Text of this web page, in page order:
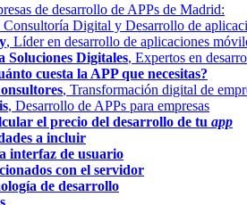
de desarrollo de APPs de Madrid:
Consultoría Digital y Desarrollo de
, Líder en desarrollo de aplicaciones
Soluciones Digitales, Expertos en
cuesta la APP que necesitas?
, Transformación digital de
, Desarrollo de APPs para empresas
el precio del desarrollo de tu app
a incluir
interfaz de usuario
con el servidor
de desarrollo